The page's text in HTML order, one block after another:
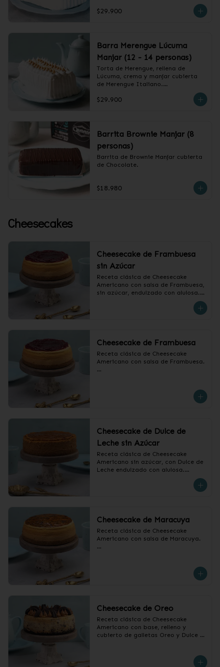
❄️ Producto Congelado
$29.900
Barra Merengue Lúcuma
Manjar (12 - 14 personas)
Torta de Merengue, rellena de
Lúcuma, crema y manjar cubierta
de Merengue Italiano.
❄️ Producto Congelado
$29.900
Barrita Brownie Manjar (8
personas)
Barrita de Brownie Manjar cubierta
de Chocolate.
$18.980
Cheesecakes
Cheesecake de Frambuesa
sin Azúcar
Receta clásica de Cheesecake
Americano con salsa de Frambuesa,
sin azúcar, endulzado con alulosa.
Cheesecake de Frambuesa
Receta clásica de Cheesecake
Americano con salsa de Frambuesa.
Cheesecake de Dulce de
Leche sin Azúcar
Receta clásica de Cheesecake
Americano sin azúcar, con Dulce de
Leche endulzado con alulosa.
Cheesecake de Maracuya
Receta clásica de Cheesecake
Americano con salsa de Maracuya.
Cheesecake de Oreo
Receta clásica de Cheesecake
Americano con base, relleno y
cubierto de galletas Oreo y Dulce